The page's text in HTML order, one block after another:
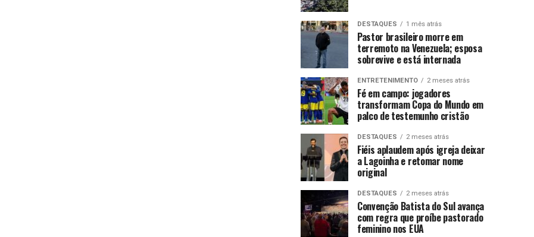
DESTAQUES 1 mês atrás
Pastor brasileiro morre em
terremoto na Venezuela; esposa
sobrevive e está internada
ENTRETENIMENTO 2 meses atrás
Fé em campo: jogadores
transformam Copa do Mundo em
palco de testemunho cristão
DESTAQUES 2 meses atrás
Fiéis aplaudem após igreja deixar
a Lagoinha e retomar nome
original
DESTAQUES 2 meses atrás
Convenção Batista do Sul avança
com regra que proíbe pastorado
feminino nos EUA